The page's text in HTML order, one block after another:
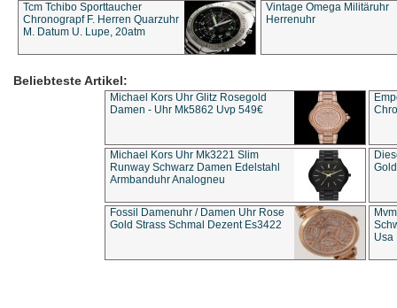
Tcm Tchibo Sporttaucher
Chronograpf F. Herren Quarzuhr
M. Datum U. Lupe, 20atm
Vintage Omega Militäruhr
Herrenuhr
Beliebteste Artikel:
Michael Kors Uhr Glitz Rosegold
Damen - Uhr Mk5862 Uvp 549€
Michael Kors Uhr Mk3221 Slim
Runway Schwarz Damen Edelstahl
Armbanduhr Analogneu
Fossil Damenuhr / Damen Uhr Rose
Gold Strass Schmal Dezent Es3422
Usa